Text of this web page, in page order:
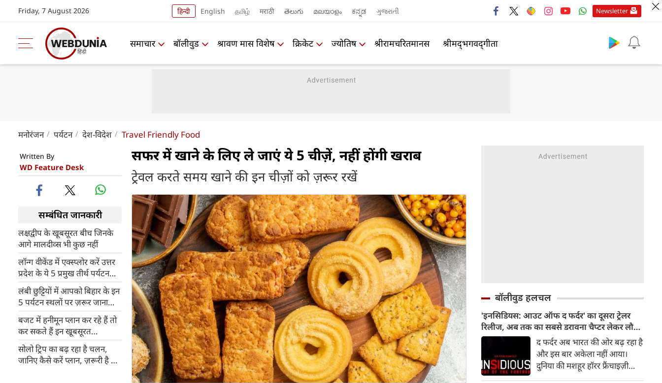
Friday, 7 August 2026 हिन्दी English தமிழ் मराठी తెలుగు മലയാളം ಕನ್ನಡ ગુજરાતી Newsletter
समाचार बॉलीवुड श्रावण मास विशेष क्रिकेट ज्योतिष श्रीरामचरितमानस श्रीमद्‍भगवद्‍गीता
मनोरंजन पर्यटन देश-विदेश Travel Friendly Food
Written By
WD Feature Desk
सम्बंधित जानकारी
लक्षद्वीप के खूबसूरत बीच जिनके
आगे मालदीव्स भी कुछ नहीं
लॉन्ग वीकेंड में एक्स्प्लोर करें उत्तर
प्रदेश के ये 5 प्रमुख तीर्थ पर्यटन
स्थल
लंबी छुट्टियों में आपको बिहार के इन
5 पर्यटन स्थलों पर ज़रूर जाना
चाहिए
बजट में हनीमून प्लान कर रहे हैं तो
कर सकते हैं इन खूबसूरत
डेस्टिनेशन की सैर
सोलो ट्रिप का बढ़ रहा है चलन,
जानिए कैसे करें प्लान, ज़रूरी है ये
सफर में खाने के लिए ले जाएं ये 5 चीज़ें, नहीं होंगी खराब
ट्रेवल करते समय खाने की इन चीज़ों को ज़रूर रखें
बॉलीवुड हलचल
'इनसिडियस: आउट ऑफ द फर्दर' का दूसरा ट्रेलर
रिलीज, अब तक का सबसे डरावना चैप्टर लेकर लौट
रही हॉरर फ्रैंचाइजीद फर्दर अब भारत की ओर बढ़ रहा है
और इस बार अकेला नहीं आया।
दुनिया की मशहूर हॉरर फ्रैंचाइज़ी